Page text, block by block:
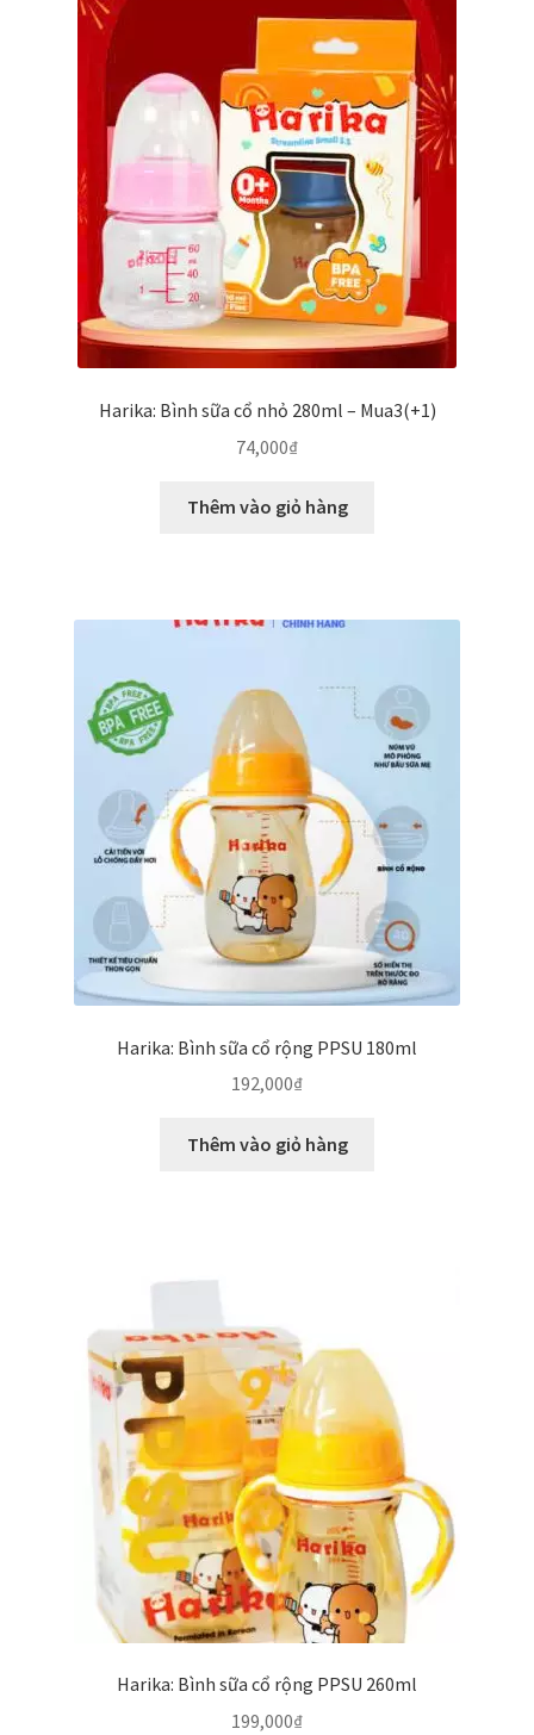
Thanh toán
Yêu cầu xoá tài khoản
Harika: Bình sữa cổ nhỏ 280ml – Mua3(+1)
74,000₫
Thêm vào giỏ hàng
Harika: Bình sữa cổ rộng PPSU 180ml
192,000₫
Thêm vào giỏ hàng
Harika: Bình sữa cổ rộng PPSU 260ml
199,000₫